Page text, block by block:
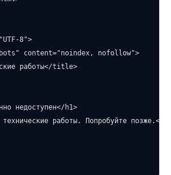
8">
content="noindex, nofollow">
работы</title>
недоступен</h1>
технические работы. Попробуйте позже.</